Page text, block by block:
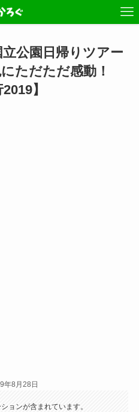
公園日帰りツアー
ただただ感動！
】
年8月28日
ョンが含まれています。